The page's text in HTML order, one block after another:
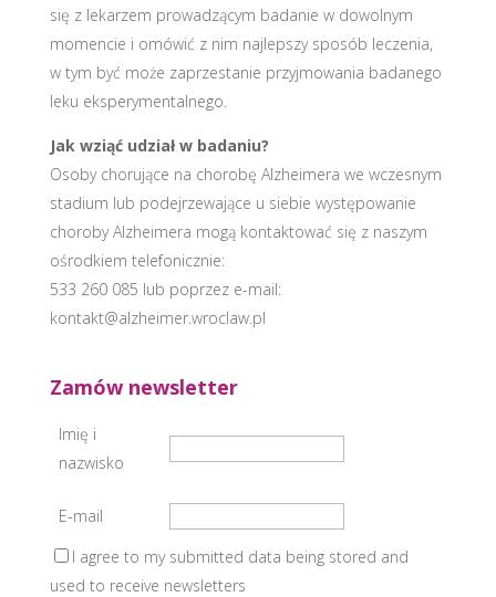
się z lekarzem prowadzącym badanie w dowolnym
momencie i omówić z nim najlepszy sposób leczenia,
w tym być może zaprzestanie przyjmowania badanego
leku eksperymentalnego.
Jak wziąć udział w badaniu?
Osoby chorujące na chorobę Alzheimera we wczesnym
stadium lub podejrzewające u siebie występowanie
choroby Alzheimera mogą kontaktować się z naszym
ośrodkiem telefonicznie:
533 260 085 lub poprzez e-mail:
kontakt@alzheimer.wroclaw.pl
Zamów newsletter
Imię i
nazwisko
E-mail
I agree to my submitted data being stored and
used to receive newsletters